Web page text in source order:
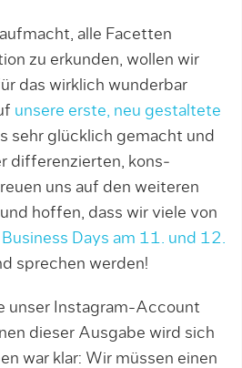
alle Fa­cet­ten
zu er­kunden, wollen wir
das wirklich wunderbar
unsere erste, neu gestaltete
sehr glücklich gemacht und
differenzierten, kons­
uns auf den weiteren
hoffen, dass wir viele von
Bu­si­ness Days am 11. und 12.
sprechen werden!
unser Instagram-Account
dieser Ausgabe wird sich
war klar: Wir müssen einen